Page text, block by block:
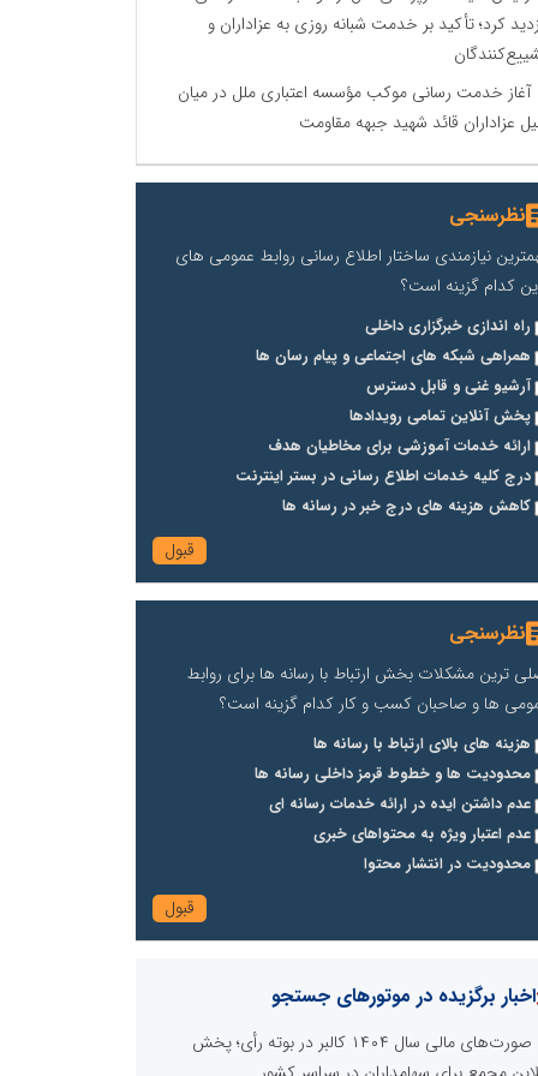
کرد؛ تأکید بر خدمت شبانه روزی به عزاداران و
آغاز خدمت رسانی موکب مؤسسه اعتباری ملل در میان
عزاداران قائد شهید جبهه مقاومت
نظرسنجی
نیازمندی ساختار اطلاع رسانی روابط عمومی های
کدام گزینه است؟
راه اندازی خبرگزاری داخلی
همراهی شبکه های اجتماعی و پیام رسان ها
آرشیو غنی و قابل دسترس
پخش آنلاین تمامی رویدادها
ارائه خدمات آموزشی برای مخاطیان هدف
درج کلیه خدمات اطلاع رسانی در بستر اینترنت
کاهش هزینه های درج خبر در رسانه ها
نظرسنجی
ترین مشکلات بخش ارتباط با رسانه ها برای روابط
ها و صاحبان کسب و کار کدام گزینه است؟
هزینه های بالای ارتباط با رسانه ها
محدودیت ها و خطوط قرمز داخلی رسانه ها
عدم داشتن ایده در ارائه خدمات رسانه ای
عدم اعتبار ویژه به محتواهای خبری
محدودیت در انتشار محتوا
اخبار برگزیده در موتورهای جستجو
صورت‌های مالی سال ۱۴۰۴ کالبر در بوته رأی؛ پخش